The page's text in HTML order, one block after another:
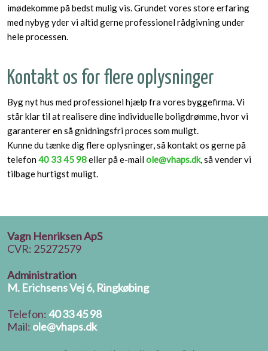
imødekomme på bedst mulig vis. Grundet vores store erfaring
med nybyg yder vi altid gerne professionel rådgivning under
hele processen.
Kontakt os for flere oplysninger
Byg nyt hus med professionel hjælp fra vores byggefirma. Vi
står klar til at realisere dine individuelle boligdrømme, hvor vi
garanterer en så gnidningsfri proces som muligt.
Kunne du tænke dig flere oplysninger, så kontakt os gerne på
telefon40 33 45 98eller på e-mailole@vhaps.dk, så vender vi
tilbage hurtigst muligt.
Vagn Henriksen ApS
CVR: 25272579
Administration
M. Erichsens Vej 6, Ringkøbing
Telefon:40 33 45 98
Mail: ole@vhaps.dk